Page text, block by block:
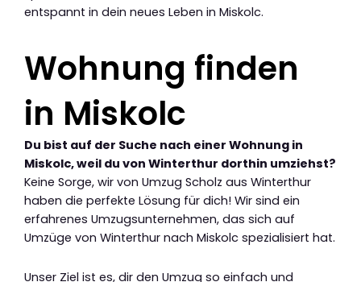
entspannt in dein neues Leben in Miskolc.
Wohnung finden
in Miskolc
Du bist auf der Suche nach einer Wohnung in
Miskolc, weil du von Winterthur dorthin umziehst?
Keine Sorge, wir von Umzug Scholz aus Winterthur
haben die perfekte Lösung für dich! Wir sind ein
erfahrenes Umzugsunternehmen, das sich auf
Umzüge von Winterthur nach Miskolc spezialisiert hat.
Unser Ziel ist es, dir den Umzug so einfach und